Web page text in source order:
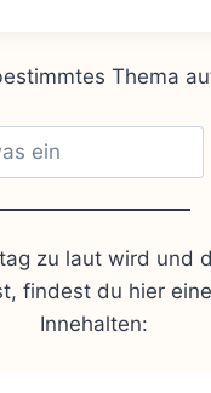
Thema
zu laut wird und
findest du hier
Innehalten: